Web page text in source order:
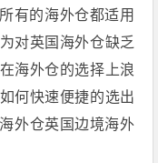
有的海外仓都适用
对英国海外仓缺乏
海外仓的选择上浪
何快速便捷的选出
外仓英国边境海外